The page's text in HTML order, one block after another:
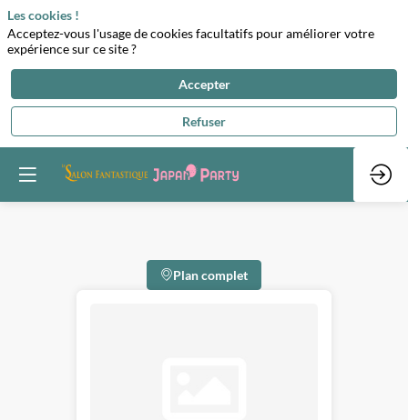
Plan complet
Les cookies !
Acceptez-vous l'usage de cookies facultatifs pour améliorer votre
expérience sur ce site ?
Accepter
Refuser